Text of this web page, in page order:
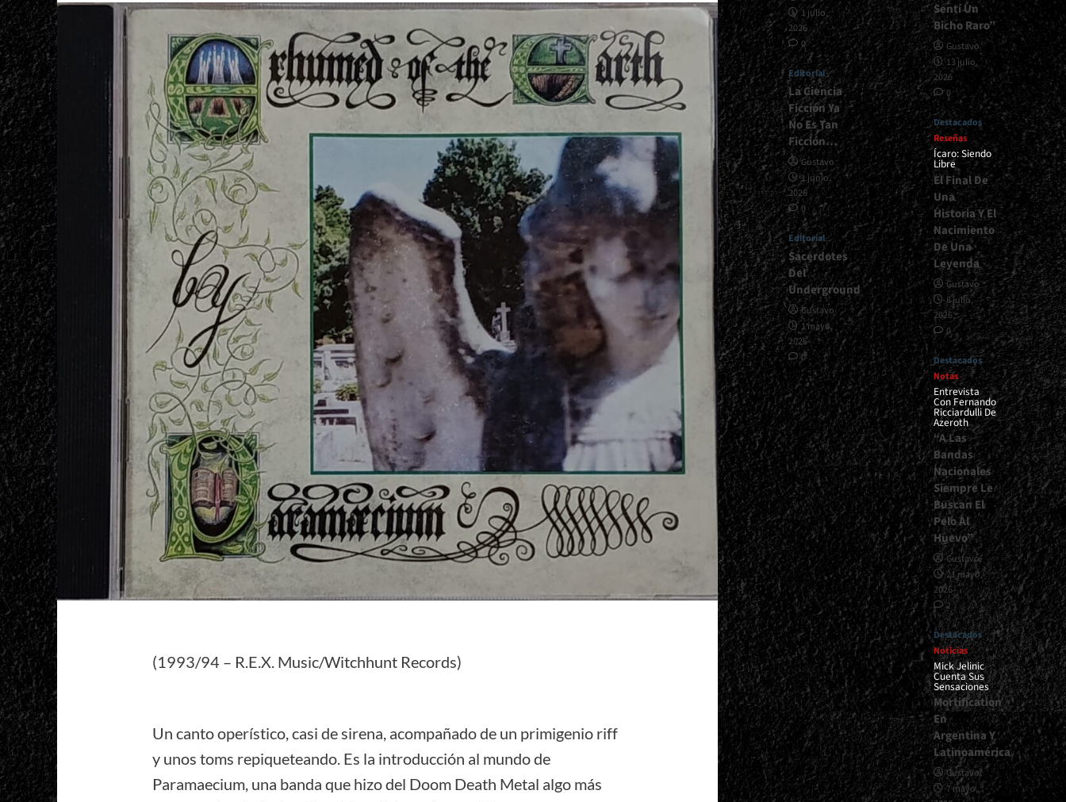
(1993/94 – R.E.X. Music/Witchhunt Records)
Un canto operístico, casi de sirena, acompañado de un primigenio riff
y unos toms repiqueteando. Es la introducción al mundo de
Paramaecium, una banda que hizo del Doom Death Metal algo más
1 julio,
2026
0
Editorial
La Ciencia
Ficción Ya
No Es Tan
Ficción…
Gustavo
1 junio,
2026
0
Editorial
Sacerdotes
Del
Underground
Gustavo
1 mayo,
2026
0
Sentí Un
Bicho Raro”
Gustavo
13 julio,
2026
0
Destacados
Reseñas
Ícaro: Siendo
Libre
El Final De
Una
Historia Y El
Nacimiento
De Una
Leyenda
Gustavo
8 julio,
2026
0
Destacados
Notas
Entrevista
Con Fernando
Ricciardulli De
Azeroth
“A Las
Bandas
Nacionales
Siempre Le
Buscan El
Pelo Al
Huevo”
Gustavo
21 mayo,
2026
2
Destacados
Noticias
Mick Jelinic
Cuenta Sus
Sensaciones
Mortification
En
Argentina Y
Latinoamérica
Gustavo
7 mayo,